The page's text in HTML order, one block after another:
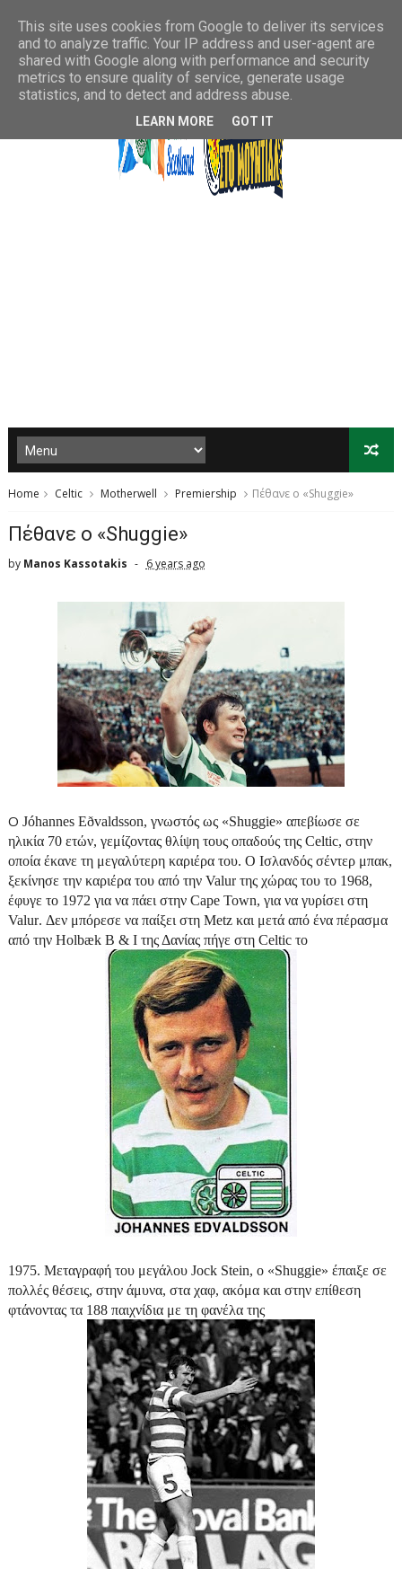
Home Celtic Motherwell Premiership Πέθανε ο «Shuggie»
Πέθανε ο «Shuggie»
by Manos Kassotakis 6 years ago
Ο Jóhannes Eðvaldsson, γνωστός ως «Shuggie» απεβίωσε σε
ηλικία 70 ετών, γεμίζοντας θλίψη τους οπαδούς της Celtic, στην
οποία έκανε τη μεγαλύτερη καριέρα του. Ο Ισλανδός σέντερ μπακ,
ξεκίνησε την καριέρα του από την Valurτης χώρας του το 1968,
έφυγε το 1972 για να πάει στην Cape Town, για να γυρίσει στη
Valur. Δεν μπόρεσε να παίξει στη Metz και μετά από ένα πέρασμα
από την Holbæk B & I της Δανίας πήγε στη Celticτο
1975. Μεταγραφή του μεγάλου Jock Stein, ο «Shuggie» έπαιξε σε
πολλές θέσεις, στην άμυνα, στα χαφ, ακόμα και στην επίθεση
φτάνοντας τα 188 παιχνίδια με τη φανέλα της
This site uses cookies from Google to deliver its services
and to analyze traffic. Your IP address and user-agent are
shared with Google along with performance and security
metrics to ensure quality of service, generate usage
statistics, and to detect and address abuse.
LEARN MORE GOT IT